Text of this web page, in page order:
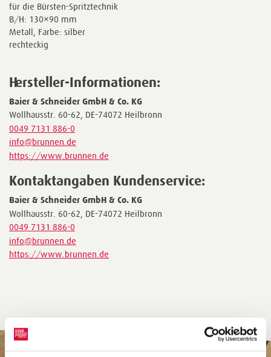
für die Bürsten-Spritztechnik
B/H: 130×90 mm
Metall, Farbe: silber
rechteckig
Hersteller-Informationen:
Baier & Schneider GmbH & Co. KG
Wollhausstr. 60-62, DE-74072 Heilbronn
0049 7131 886-0
info@brunnen.de
https://www.brunnen.de
Kontaktangaben Kundenservice:
Baier & Schneider GmbH & Co. KG
Wollhausstr. 60-62, DE-74072 Heilbronn
0049 7131 886-0
info@brunnen.de
https://www.brunnen.de